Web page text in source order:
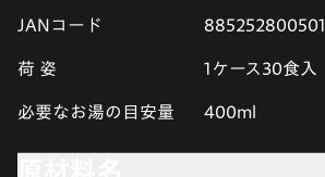
JANコード
荷 姿 1ケース30食入
必要なお湯の目安量 400ml